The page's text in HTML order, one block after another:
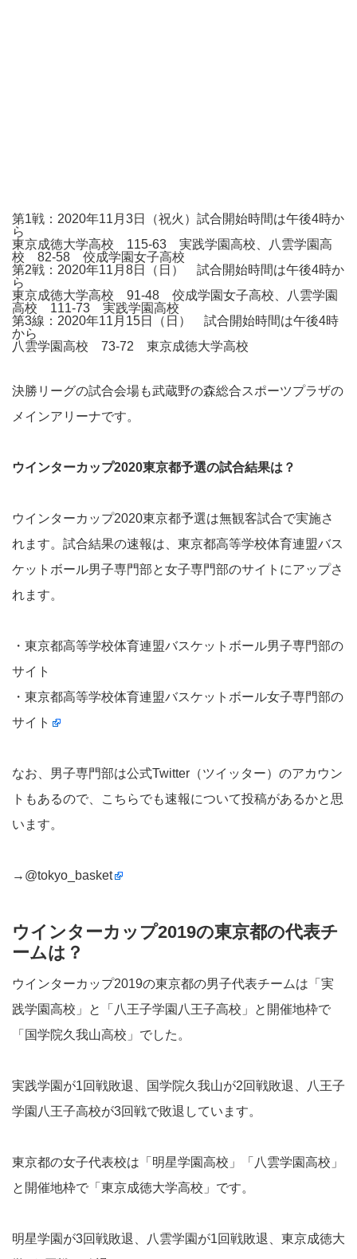
第1戦：2020年11月3日（祝火）試合開始時間は午後4時か
ら
東京成徳大学高校 115-63 実践学園高校、八雲学園高
校 82-58 佼成学園女子高校
第2戦：2020年11月8日（日） 試合開始時間は午後4時か
ら
東京成徳大学高校 91-48 佼成学園女子高校、八雲学園
高校 111-73 実践学園高校
第3線：2020年11月15日（日） 試合開始時間は午後4時
から
八雲学園高校 73-72 東京成徳大学高校
決勝リーグの試合会場も武蔵野の森総合スポーツプラザの
メインアリーナです。
ウインターカップ2020東京都予選の試合結果は？
ウインターカップ2020東京都予選は無観客試合で実施さ
れます。試合結果の速報は、東京都高等学校体育連盟バス
ケットボール男子専門部と女子専門部のサイトにアップさ
れます。
・東京都高等学校体育連盟バスケットボール男子専門部の
サイト
・ 東京都高等学校体育連盟バスケットボール女子専門部の
サイト
なお、男子専門部は公式Twitter（ツイッター）のアカウン
トもあるので、こちらでも速報について投稿があるかと思
います。
→ @tokyo_basket
ウインターカップ2019の東京都の代表チ
ームは？
ウインターカップ2019の東京都の男子代表チームは「実
践学園高校」と「八王子学園八王子高校」と開催地枠で
「国学院久我山高校」でした。
実践学園が1回戦敗退、国学院久我山が2回戦敗退、八王子
学園八王子高校が3回戦で敗退しています。
東京都の女子代表校は「明星学園高校」「八雲学園高校」
と開催地枠で「東京成徳大学高校」です。
明星学園が3回戦敗退、八雲学園が1回戦敗退、東京成徳大